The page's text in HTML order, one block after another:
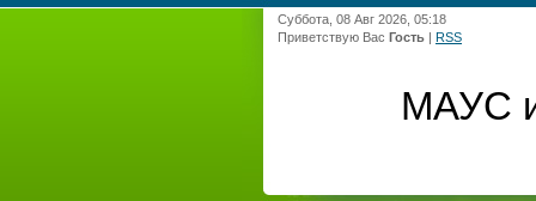
Суббота, 08 Авг 2026, 05:18
Приветствую Вас Гость | RSS
МАУС